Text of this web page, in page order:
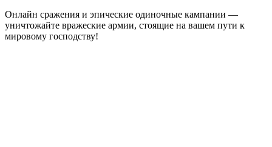
Онлайн сражения и эпические одиночные кампании —
уничтожайте вражеские армии, стоящие на вашем пути к
мировому господству!